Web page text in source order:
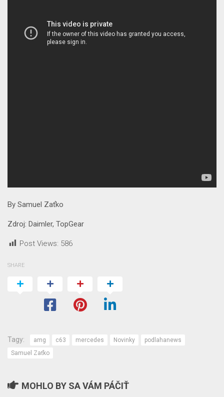
By Samuel Zaťko
Zdroj: Daimler, TopGear
Post Views: 586
SHARE
Tagy: amg c63 mercedes Novinky
podlahanews
Samuel Zaťko
MOHLO BY SA VÁM PÁČIŤ